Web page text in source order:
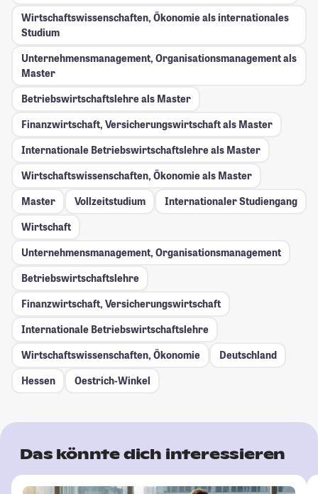
Wirtschaftswissenschaften, Ökonomie als internationales
Studium
Unternehmensmanagement, Organisationsmanagement als
Master
Betriebswirtschaftslehre als Master
Finanzwirtschaft, Versicherungswirtschaft als Master
Internationale Betriebswirtschaftslehre als Master
Wirtschaftswissenschaften, Ökonomie als Master
Master
Vollzeitstudium
Internationaler Studiengang
Wirtschaft
Unternehmensmanagement, Organisationsmanagement
Betriebswirtschaftslehre
Finanzwirtschaft, Versicherungswirtschaft
Internationale Betriebswirtschaftslehre
Wirtschaftswissenschaften, Ökonomie
Deutschland
Hessen
Oestrich-Winkel
Das könnte dich interessieren